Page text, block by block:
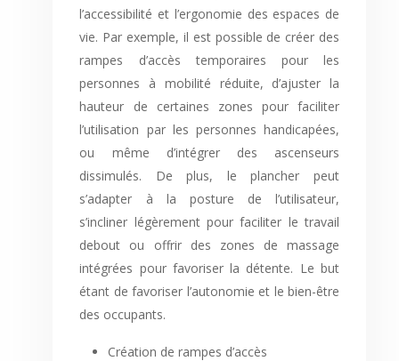
l’accessibilité et l’ergonomie des espaces de
vie. Par exemple, il est possible de créer des
rampes d’accès temporaires pour les
personnes à mobilité réduite, d’ajuster la
hauteur de certaines zones pour faciliter
l’utilisation par les personnes handicapées,
ou même d’intégrer des ascenseurs
dissimulés. De plus, le plancher peut
s’adapter à la posture de l’utilisateur,
s’incliner légèrement pour faciliter le travail
debout ou offrir des zones de massage
intégrées pour favoriser la détente. Le but
étant de favoriser l’autonomie et le bien-être
des occupants.
Création de rampes d’accès